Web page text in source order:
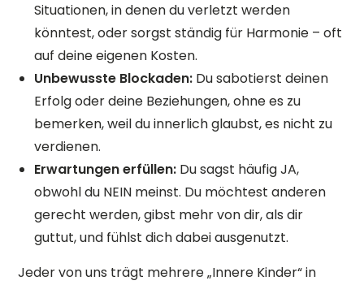
Situationen, in denen du verletzt werden
könntest, oder sorgst ständig für Harmonie – oft
auf deine eigenen Kosten.
Unbewusste Blockaden: Du sabotierst deinen
Erfolg oder deine Beziehungen, ohne es zu
bemerken, weil du innerlich glaubst, es nicht zu
verdienen.
Erwartungen erfüllen: Du sagst häufig JA,
obwohl du NEIN meinst. Du möchtest anderen
gerecht werden, gibst mehr von dir, als dir
guttut, und fühlst dich dabei ausgenutzt.
Jeder von uns trägt mehrere „Innere Kinder“ in